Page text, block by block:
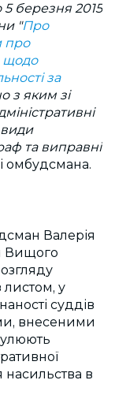
5 березня 2015
"Про
про
щодо
за
з яким зі
та виправні
омбудсмана.
Валерія
Вищого
листом, у
суддів
внесеними
насильства в